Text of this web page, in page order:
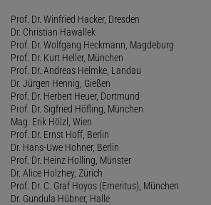
Prof. Dr. Winfried Hacker, Dresden
Dr. Christian Hawallek
Prof. Dr. Wolfgang Heckmann, Magdeburg
Prof. Dr. Kurt Heller, München
Prof. Dr. Andreas Helmke, Landau
Dr. Jürgen Hennig, Gießen
Prof. Dr. Herbert Heuer, Dortmund
Prof. Dr. Sigfried Höfling, München
Mag. Erik Hölzl, Wien
Prof. Dr. Ernst Hoff, Berlin
Dr. Hans-Uwe Hohner, Berlin
Prof. Dr. Heinz Holling, Münster
Dr. Alice Holzhey, Zürich
Prof. Dr. C. Graf Hoyos (Emeritus), München
Dr. Gundula Hübner, Halle